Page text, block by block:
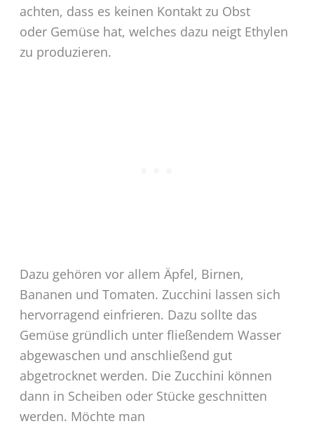
achten, dass es keinen Kontakt zu Obst
oder Gemüse hat, welches dazu neigt Ethylen
zu produzieren.
Dazu gehören vor allem Äpfel, Birnen,
Bananen und Tomaten. Zucchini lassen sich
hervorragend einfrieren. Dazu sollte das
Gemüse gründlich unter fließendem Wasser
abgewaschen und anschließend gut
abgetrocknet werden. Die Zucchini können
dann in Scheiben oder Stücke geschnitten
werden. Möchte man